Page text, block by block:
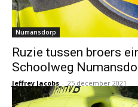
Numansdorp
Ruzie tussen broers
Schoolweg
Jeffrey Jacobs - 25 december 2021